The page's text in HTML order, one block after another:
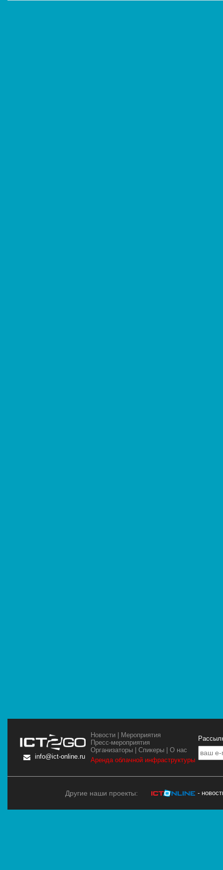
info@ict-online.ru
Новости | Мероприятия
Пресс-мероприятия
Организаторы |Спикеры |О нас
Аренда облачной инфраструктуры
Другие наши проекты: -